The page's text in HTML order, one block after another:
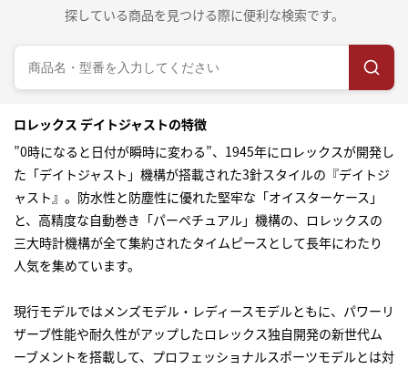
探している商品を見つける際に便利な検索です。
ロレックス デイトジャストの特徴
”0時になると日付が瞬時に変わる”、1945年にロレックスが開発し
た「デイトジャスト」機構が搭載された3針スタイルの『デイトジ
ャスト』。防水性と防塵性に優れた堅牢な「オイスターケース」
と、高精度な自動巻き「パーペチュアル」機構の、ロレックスの
三大時計機構が全て集約されたタイムピースとして長年にわたり
人気を集めています。
現行モデルではメンズモデル・レディースモデルともに、パワーリ
ザーブ性能や耐久性がアップしたロレックス独自開発の新世代ム
ーブメントを搭載して、プロフェッショナルスポーツモデルとは対